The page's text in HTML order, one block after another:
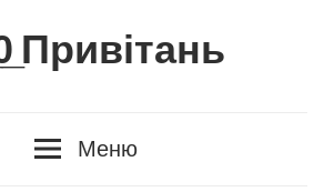
Привітань
Меню